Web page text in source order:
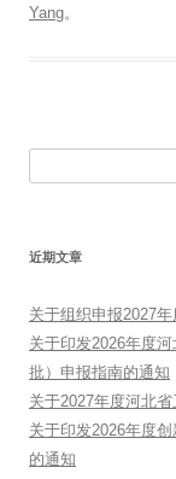
Yang。
近期文章
关于组织申报2027
关于印发2026年度
批）申报指南的通知
关于2027年度河北
关于印发2026年度
的通知